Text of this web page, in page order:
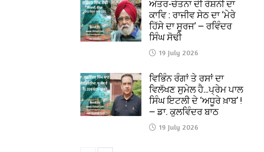
ਅੰਤਰ-ਚੇਤਨਾ ਦੀ ਰੌਸ਼ਨੀ ਦਾ
ਕਾਵਿ : ਰਾਜੀਵ ਸੇਠ ਦਾ ‘ਮੇਰੇ
ਹਿੱਸੇ ਦਾ ਸੂਰਜ’ — ਰਵਿੰਦਰ
ਸਿੰਘ ਸੋਢੀ
19 July 2026
ਵਿਭਿੰਨ ਰੰਗਾਂ ਤੇ ਰਸਾਂ ਦਾ
ਵਿਲੱਖਣ ਸੁਮੇਲ ਹੈ…ਪ੍ਰੇਮ ਪਾਲ
ਸਿੰਘ ਇਟਲੀ ਦੇ ‘ਅਧੂਰੇ ਖ਼ਾਬ’ !
— ਡਾ. ਕੁਲਵਿੰਦਰ ਬਾਠ
19 July 2026